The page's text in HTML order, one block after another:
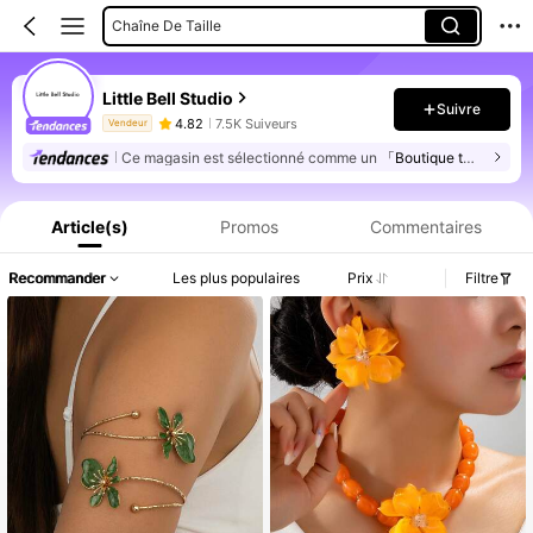
Chaîne De Taille
Set De Bagues
Little Bell Studio
Vendeur 4.82 7.5K Suiveurs
Suivre
Ce magasin est sélectionné comme un 「Boutique tendance」
Article(s) Promos Commentaires
Recommander Les plus populaires Prix Filtre